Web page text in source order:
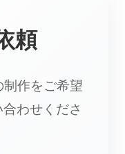
頼
作をご希望
わせくださ